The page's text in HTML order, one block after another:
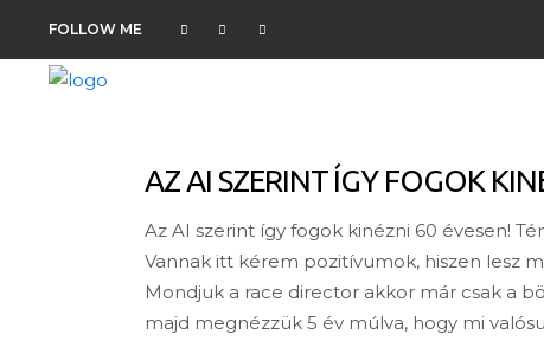
FOLLOW ME
AZ AI SZERINT ÍGY FOGOK
Az AI szerint így fogok kinézni 60 évesen!
Vannak itt kérem pozitívumok, hiszen lesz
Mondjuk a race director akkor már csak a
majd megnézzük 5 év múlva, hogy mi